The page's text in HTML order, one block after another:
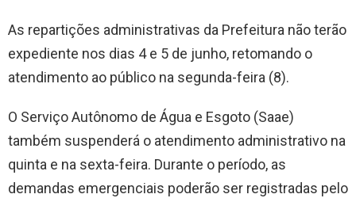
As repartições administrativas da Prefeitura não terão
expediente nos dias 4 e 5 de junho, retomando o
atendimento ao público na segunda-feira (8).
O Serviço Autônomo de Água e Esgoto (Saae)
também suspenderá o atendimento administrativo na
quinta e na sexta-feira. Durante o período, as
demandas emergenciais poderão ser registradas pelo